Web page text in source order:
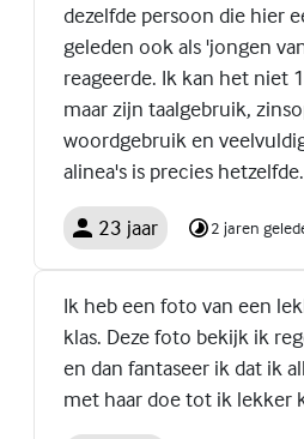
dezelfde persoon die hier
geleden ook als 'jongen
reageerde. Ik kan het niet
maar zijn taalgebruik,
woordgebruik en
alinea's is precies
23 jaar 2 jaren
Ik heb een foto van een
klas. Deze foto bekijk ik
en dan fantaseer ik dat ik
met haar doe tot ik lekker